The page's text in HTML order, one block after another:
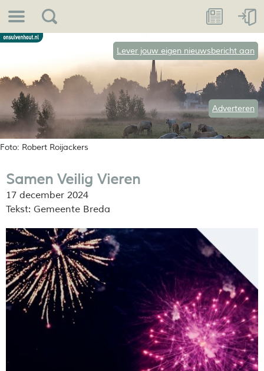
Foto: Robert Roijackers
Lever jouw eigen nieuwsbericht aan
Adverteren
Samen Veilig Vieren
17 december 2024
Tekst: Gemeente Breda